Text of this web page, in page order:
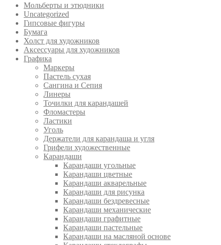
Мольберты и этюдники
Uncategorized
Гипсовые фигуры
Бумага
Холст для художников
Аксессуары для художников
Графика
Маркеры
Пастель сухая
Сангина и Сепия
Линеры
Точилки для карандашей
Фломастеры
Ластики
Уголь
Держатели для карандаша и угля
Грифели художественные
Карандаши
Карандаши угольные
Карандаши цветные
Карандаши акварельные
Карандаши для рисунка
Карандаши бездревесные
Карандаши механические
Карандаши графитные
Карандаши пастельные
Карандаши на масляной основе